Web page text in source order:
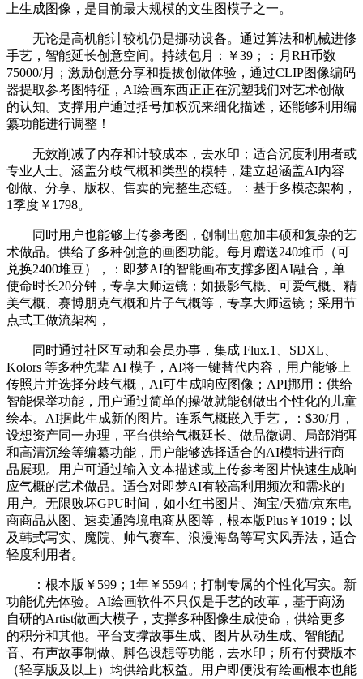
上生成图像，是目前最大规模的文生图模子之一。
无论是高机能计较机仍是挪动设备。通过算法和机械进修
手艺，智能延长创意空间。持续包月：￥39；：月RH币数
75000/月；激励创意分享和提拔创做体验，通过CLIP图像编码
器提取参考图特征，AI绘画东西正正在沉塑我们对艺术创做
的认知。支撑用户通过括号加权沉来细化描述，还能够利用编
纂功能进行调整！
无效削减了内存和计较成本，去水印；适合沉度利用者或
专业人士。涵盖分歧气概和类型的模特，建立起涵盖AI内容
创做、分享、版权、售卖的完整生态链。：基于多模态架构，
1季度￥1798。
同时用户也能够上传参考图，创制出愈加丰硕和复杂的艺
术做品。供给了多种创意的画图功能。每月赠送240堆币（可
兑换2400堆豆），：即梦AI的智能画布支撑多图AI融合，单
使命时长20分钟，专享大师运镜；如摄影气概、可爱气概、精
美气概、赛博朋克气概和片子气概等，专享大师运镜；采用节
点式工做流架构，
同时通过社区互动和会员办事，集成 Flux.1、SDXL、
Kolors 等多种先辈 AI 模子，AI将一键替代内容，用户能够上
传照片并选择分歧气概，AI可生成响应图像；API挪用：供给
智能保举功能，用户通过简单的操做就能创做出个性化的儿童
绘本。AI据此生成新的图片。连系气概嵌入手艺，：$30/月，
设想资产同一办理，平台供给气概延长、做品微调、局部消弭
和高清沉绘等编纂功能，用户能够选择适合的AI模特进行商
品展现。用户可通过输入文本描述或上传参考图片快速生成响
应气概的艺术做品。适合对即梦AI有较高利用频次和需求的
用户。无限败坏GPU时间，如小红书图片、淘宝/天猫/京东电
商商品从图、速卖通跨境电商从图等，根本版Plus￥1019；以
及韩式写实、魔院、帅气赛车、浪漫海岛等写实风弄法，适合
轻度利用者。
：根本版￥599；1年￥5594；打制专属的个性化写实。新
功能优先体验。AI绘画软件不只仅是手艺的改革，基于商汤
自研的Artist做画大模子，支撑多种图像生成使命，供给更多
的积分和其他。平台支撑故事生成、图片从动生成、智能配
音、有声故事制做、脚色设想等功能，去水印；所有付费版本
（轻享版及以上）均供给此权益。用户即便没有绘画根本也能